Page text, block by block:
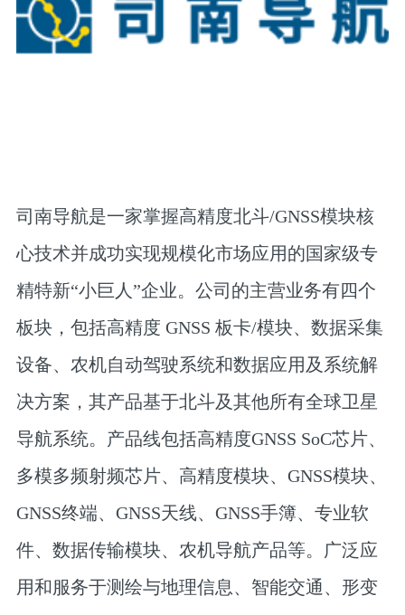
司南导航是一家掌握高精度北斗/GNSS模块核
心技术并成功实现规模化市场应用的国家级专
精特新“小巨人”企业。公司的主营业务有四个
板块，包括高精度 GNSS 板卡/模块、数据采集
设备、农机自动驾驶系统和数据应用及系统解
决方案，其产品基于北斗及其他所有全球卫星
导航系统。产品线包括高精度GNSS SoC芯片、
多模多频射频芯片、高精度模块、GNSS模块、
GNSS终端、GNSS天线、GNSS手簿、专业软
件、数据传输模块、农机导航产品等。广泛应
用和服务于测绘与地理信息、智能交通、形变